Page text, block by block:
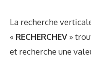
La recherche
« RECHERCHEV »
et recherche une